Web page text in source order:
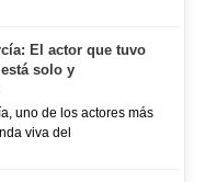
El actor que tuvo
solo y
uno de los actores más
viva del